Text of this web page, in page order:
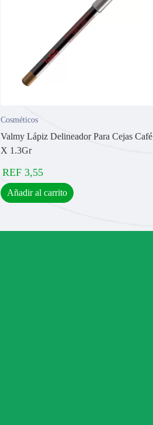
Cosméticos
Valmy Lápiz Delineador Para Cejas Café
X 1.3Gr
REF 3,55
Añadir al carrito